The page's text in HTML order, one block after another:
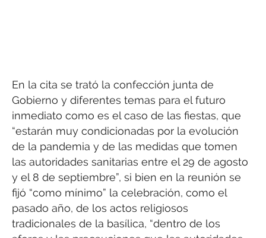
En la cita se trató la confección junta de
Gobierno y diferentes temas para el futuro
inmediato como es el caso de las fiestas, que
“estarán muy condicionadas por la evolución
de la pandemia y de las medidas que tomen
las autoridades sanitarias entre el 29 de agosto
y el 8 de septiembre”, si bien en la reunión se
fijó “como mínimo” la celebración, como el
pasado año, de los actos religiosos
tradicionales de la basílica, “dentro de los